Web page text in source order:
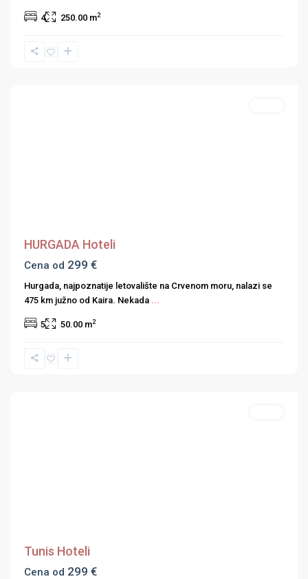
4 250.00 m2
HURGADA Hoteli
Cena od 299 €
Hurgada, najpoznatije letovalište na Crvenom moru, nalazi se
475 km južno od Kaira. Nekada ...
5 50.00 m2
Tunis Hoteli
Cena od 299 €